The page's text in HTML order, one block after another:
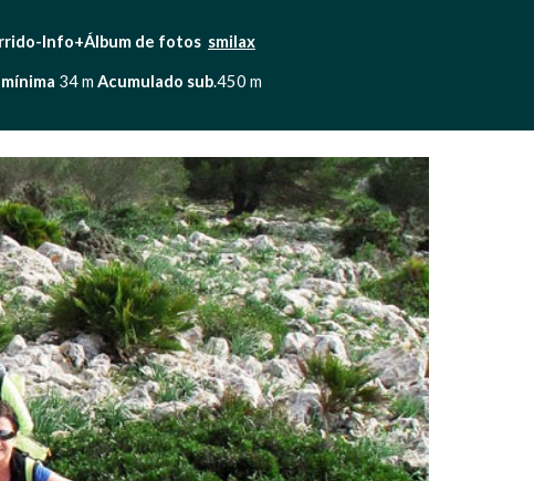
Info+Álbum de fotos smilax
mínima 34 m Acumulado sub.450 m